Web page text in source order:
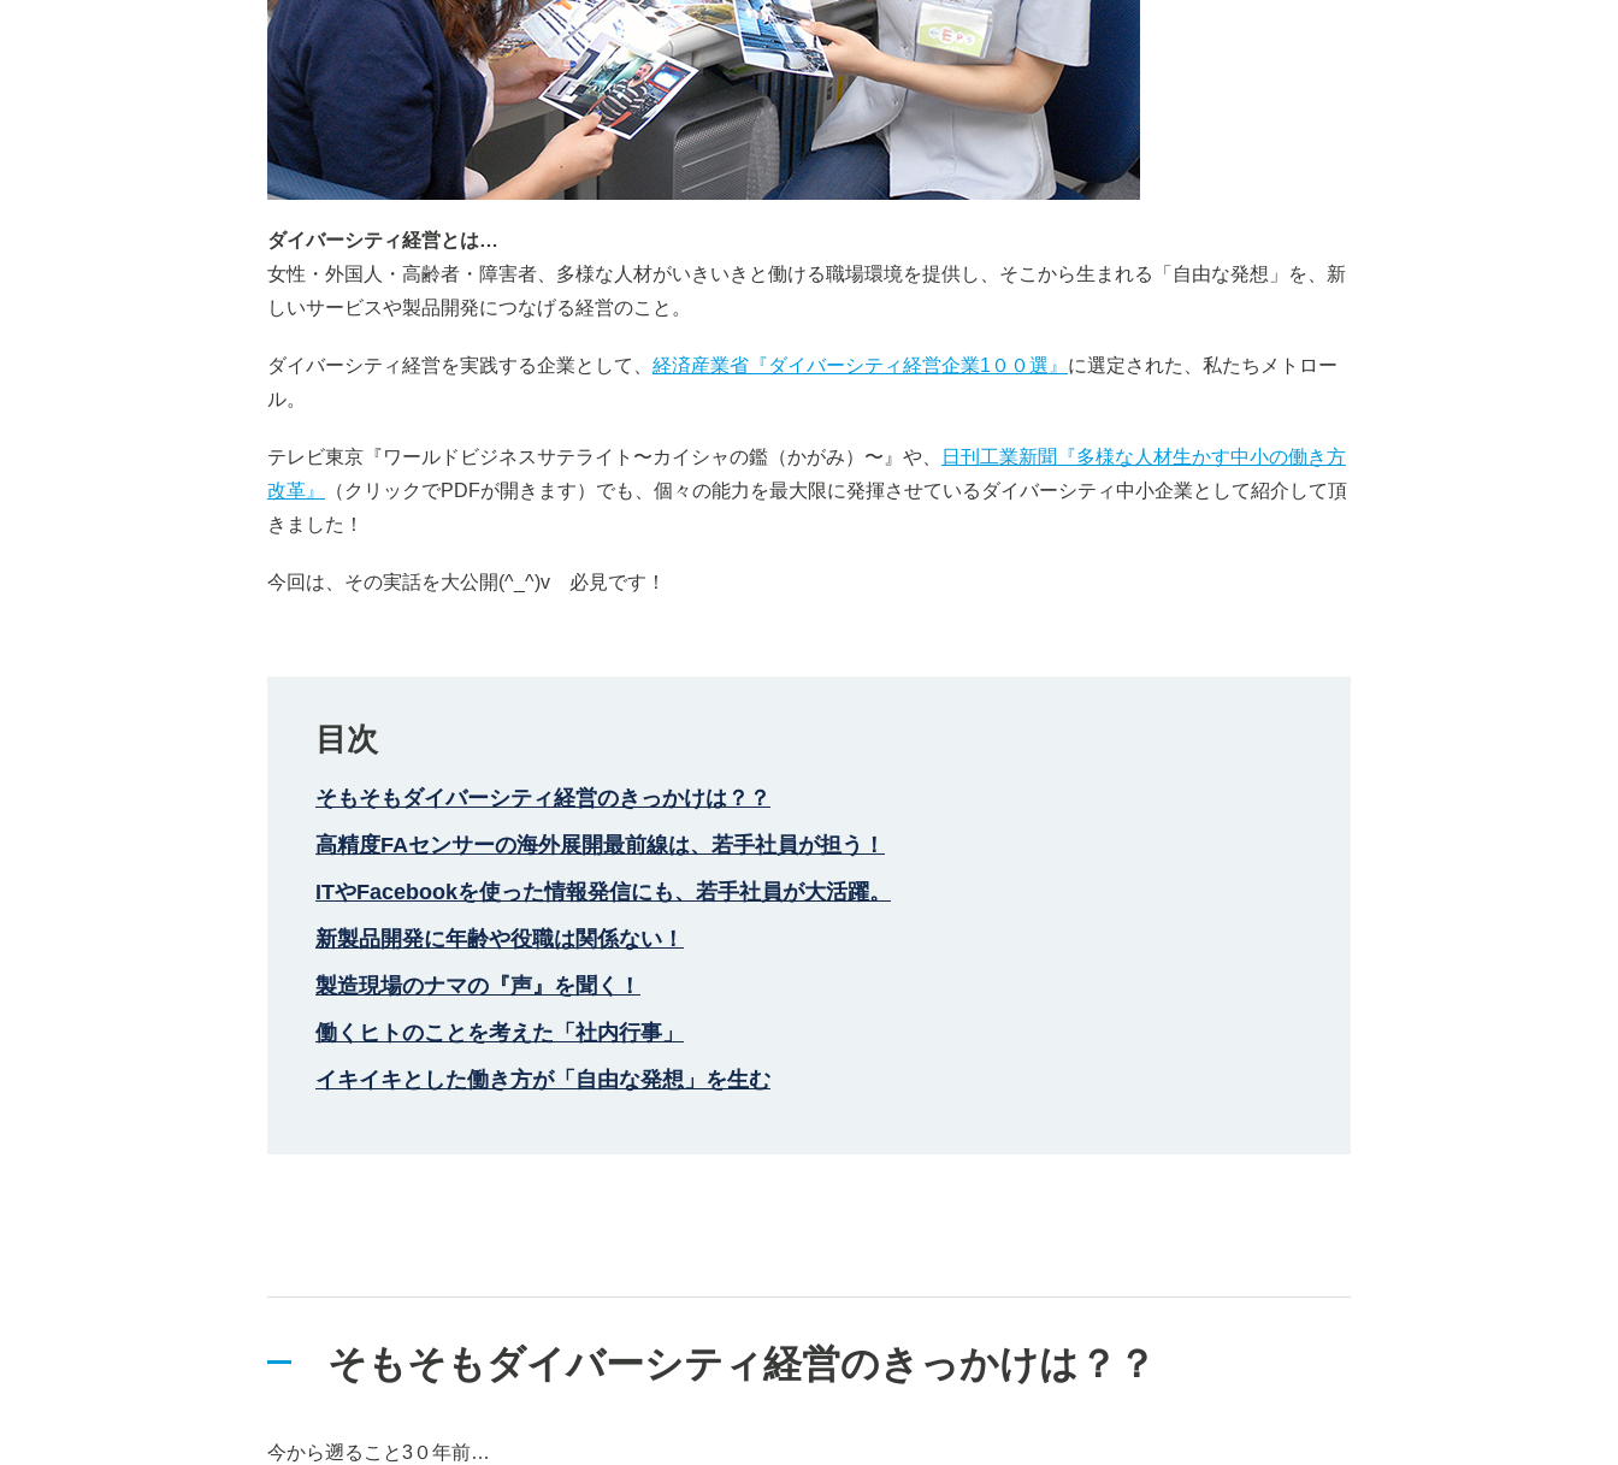
ダイバーシティ経営とは…
女性・外国人・高齢者・障害者、多様な人材がいきいきと働ける職場環境を提供し、そこから生まれる「自由な発想」を、新
しいサービスや製品開発につなげる経営のこと。
ダイバーシティ経営を実践する企業として、 経済産業省『ダイバーシティ経営企業1００選』 に選定された、私たちメトロー
ル。
テレビ東京『ワールドビジネスサテライト〜カイシャの鑑（かがみ）〜』や、
日刊工業新聞『多様な人材生かす中小の働き方
改革』
（クリックでPDFが開きます）でも、個々の能力を最大限に発揮させているダイバーシティ中小企業として紹介して頂
きました！
今回は、その実話を大公開(^_^)v 必見です！
目次
そもそもダイバーシティ経営のきっかけは？？
高精度FAセンサーの海外展開最前線は、若手社員が担う！
ITやFacebookを使った情報発信にも、若手社員が大活躍。
新製品開発に年齢や役職は関係ない！
製造現場のナマの『声』を聞く！
働くヒトのことを考えた「社内行事」
イキイキとした働き方が「自由な発想」を生む
そもそもダイバーシティ経営のきっかけは？？
今から遡ること3０年前…